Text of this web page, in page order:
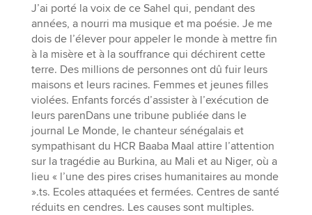
J’ai porté la voix de ce Sahel qui, pendant des
années, a nourri ma musique et ma poésie. Je me
dois de l’élever pour appeler le monde à mettre fin
à la misère et à la souffrance qui déchirent cette
terre. Des millions de personnes ont dû fuir leurs
maisons et leurs racines. Femmes et jeunes filles
violées. Enfants forcés d’assister à l’exécution de
leurs parenDans une tribune publiée dans le
journal Le Monde, le chanteur sénégalais et
sympathisant du HCR Baaba Maal attire l’attention
sur la tragédie au Burkina, au Mali et au Niger, où a
lieu « l’une des pires crises humanitaires au monde
».ts. Ecoles attaquées et fermées. Centres de santé
réduits en cendres. Les causes sont multiples.